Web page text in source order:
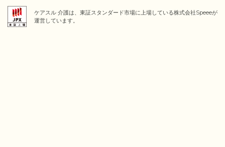
ケアスル 介護は、東証スタンダード市場に上場している株式会社Speeeが
運営しています。